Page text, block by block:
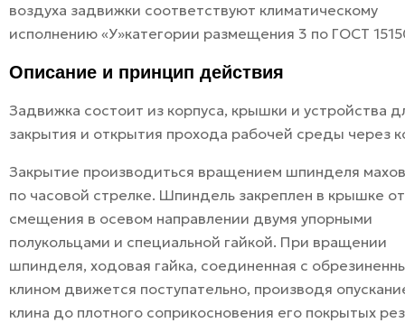
воздуха задвижки соответствуют климатическому
исполнению «У»категории размещения 3 по ГОСТ
Описание и принцип действия
Задвижка состоит из корпуса, крышки и устройства
закрытия и открытия прохода рабочей среды через
Закрытие производиться вращением шпинделя
по часовой стрелке. Шпиндель закреплен в крышке от
смещения в осевом направлении двумя упорными
полукольцами и специальной гайкой. При вращении
шпинделя, ходовая гайка, соединенная с
клином движется поступательно, производя
клина до плотного соприкосновения его покрытых